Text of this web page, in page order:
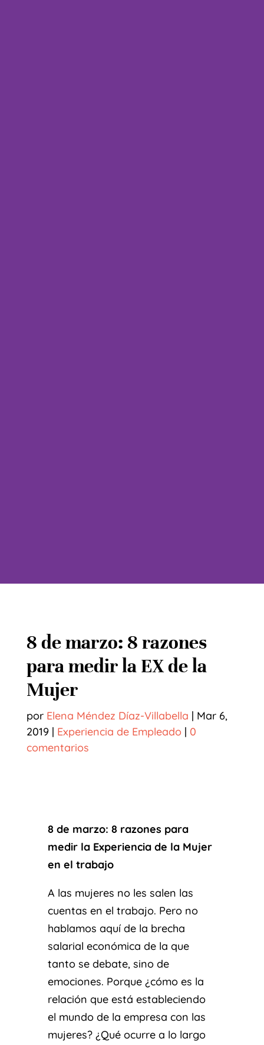
8 de marzo: 8 razones
para medir la EX de la
Mujer
por Elena Méndez Díaz-Villabella | Mar 6,
2019| Experiencia de Empleado | 0
comentarios
8 de marzo: 8 razones para
medir la Experiencia de la Mujer
en el trabajo
A las mujeres no les salen las
cuentas en el trabajo. Pero no
hablamos aquí de la brecha
salarial económica de la que
tanto se debate, sino de
emociones. Porque ¿cómo es la
relación que está estableciendo
el mundo de la empresa con las
mujeres? ¿Qué ocurre a lo largo